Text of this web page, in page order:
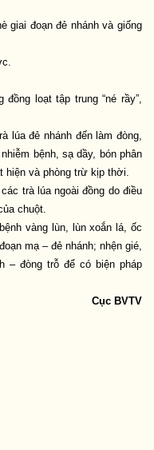
giai đoạn đẻ nhánh và giống
loạt tập trung “né rầy”,
lúa đẻ nhánh đến làm đòng,
bệnh, sạ dầy, bón phân
hiện và phòng trừ kịp thời.
trà lúa ngoài đồng do điều
chuột.
vàng lùn, lùn xoắn lá, ốc
mạ – đẻ nhánh; nhện gié,
– đòng trỗ để có biện pháp
Cục BVTV